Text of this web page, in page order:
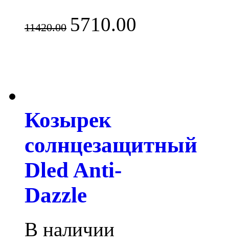
11420.00 5710.00
Козырек
солнцезащитный
Dled Anti-
Dazzle
В наличии